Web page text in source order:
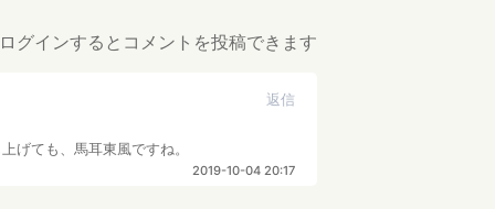
ログインするとコメントを投稿できます
返信
げても、馬耳東風ですね。
2019-10-04 20:17